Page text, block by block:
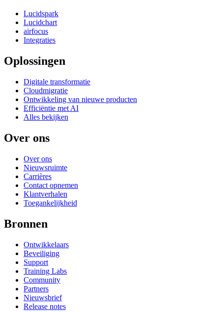
Lucidspark
Lucidchart
airfocus
Integraties
Oplossingen
Digitale transformatie
Cloudmigratie
Ontwikkeling van nieuwe producten
Efficiëntie met AI
Alles bekijken
Over ons
Over ons
Nieuwsruimte
Carrières
Contact opnemen
Klantverhalen
Toegankelijkheid
Bronnen
Ontwikkelaars
Beveiliging
Support
Training Labs
Community
Partners
Nieuwsbrief
Release notes